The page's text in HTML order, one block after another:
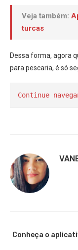
Veja também:
turcas
Dessa forma, agora
para pescaria, é só
Continue
Conheça o